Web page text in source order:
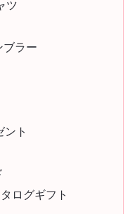
ツ
ブラー
ント
ログギフト